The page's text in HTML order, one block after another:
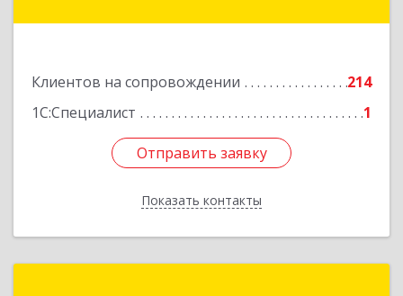
Клиентов на сопровождении
214
1С:Специалист
1
Отправить заявку
Показать контакты
Отправить заявку
Назад